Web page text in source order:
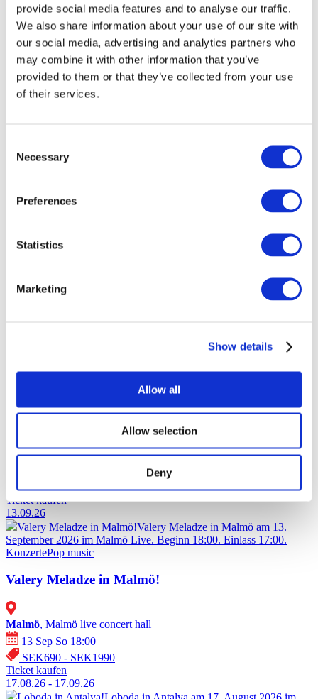
provide social media features and to analyse our traffic.
We also share information about your use of our site with
our social media, advertising and analytics partners who
may combine it with other information that you’ve
provided to them or that they’ve collected from your use
of their services.
Selection
Necessary
Preferences
Statistics
Marketing
Show details
Allow all
Allow selection
Deny
Dez2026
Bald
Loboda in Antalya!
Valery Meladze in
Helsinki!
Valery Meladze in Malmö! Loboda in Budva!
Valery
Meladze in Prag!
Valery Meladze in Breslau!
Théâtre de Verdure. Beginn 20:00. Einlass 19:00.
Loboda in Nizza!
Nizza
, Théâtre de Verdure de Nice
Valery Meladze in Helsinki am 9.
September 2026 in der BÖLE Arena. Beginn 20:00. Einlass 18:30.
Valery Meladze in Helsinki!
Helsinki, BÖLE Arena
€59
Ticket kaufen
13.09.26
Valery Meladze in Malmö!Valery Meladze in Malmö am 13.
September 2026 im Malmö Live. Beginn 18:00. Einlass 17:00.
KonzertePop music
Valery Meladze in Malmö!
Malmö, Malmö live concert hall
13 Sep So 18:00
SEK690 - SEK1990
Ticket kaufen
17.08.26 - 17.09.26